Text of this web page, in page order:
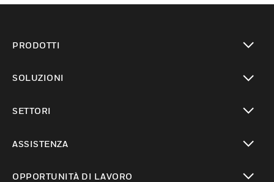
PRODOTTI
SOLUZIONI
SETTORI
ASSISTENZA
OPPORTUNITÀ DI LAVORO